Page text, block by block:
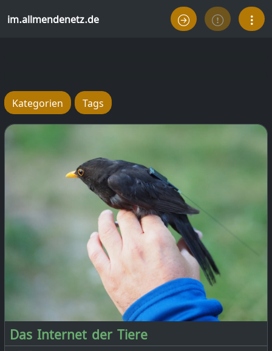
im.allmendenetz.de
Kategorien Tags
Das Internet der Tiere